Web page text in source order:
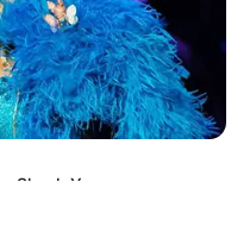
Κουτσελίνη
Shock You